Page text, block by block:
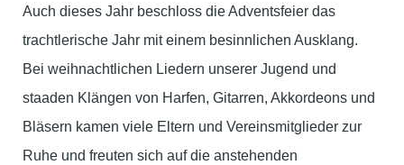
Auch dieses Jahr beschloss die Adventsfeier das
trachtlerische Jahr mit einem besinnlichen Ausklang.
Bei weihnachtlichen Liedern unserer Jugend und
staaden Klängen von Harfen, Gitarren, Akkordeons und
Bläsern kamen viele Eltern und Vereinsmitglieder zur
Ruhe und freuten sich auf die anstehenden